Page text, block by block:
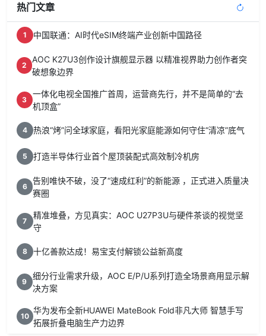
热门文章
1 中国联通：AI时代eSIM终端产业创新中国路径
2
AOC K27U3创作设计旗舰显示器 以精准视界助力创作者突
破想象边界
3
一体化电视全国推广首周，运营商先行，并不是简单的“去
机顶盒”
4 热浪“烤”问全球家庭，看阳光家庭能源如何守住“清凉”底气
5 打造半导体行业首个屋顶装配式高效制冷机房
6
告别唯快不破，没了“速成红利”的新能源 ，正式进入质量决
赛圈
7
精准堆叠，方见真实：AOC U27P3U与硬件茶谈的视觉坚
守
8 十亿善款达成！易宝支付解锁公益新高度
9
细分行业需求升级，AOC E/P/U系列打造全场景商用显示解
决方案
10
华为发布全新HUAWEI MateBook Fold非凡大师 智慧手写
拓展折叠电脑生产力边界